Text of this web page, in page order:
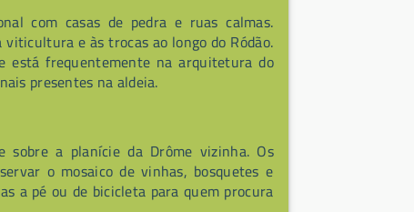
com casas de pedra e ruas calmas.
e às trocas ao longo do Ródão.
está frequentemente na arquitetura do
presentes na aldeia.
sobre a planície da Drôme vizinha. Os
o mosaico de vinhas, bosquetes e
a pé ou de bicicleta para quem procura